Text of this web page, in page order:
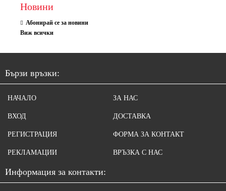
Новини
Абонирай се за новини
Виж всички
Бързи връзки:
НАЧАЛО
ВХОД
РЕГИСТРАЦИЯ
РЕКЛАМАЦИИ
ЗА НАС
ДОСТАВКА
ФОРМА ЗА КОНТАКТ
ВРЪЗКА С НАС
Информация за контакти: